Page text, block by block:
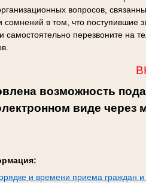
вопросов,
сомнений в том, что поступившие
самостоятельно перезвоните на
возможность
виде через
и времени приема граждан и